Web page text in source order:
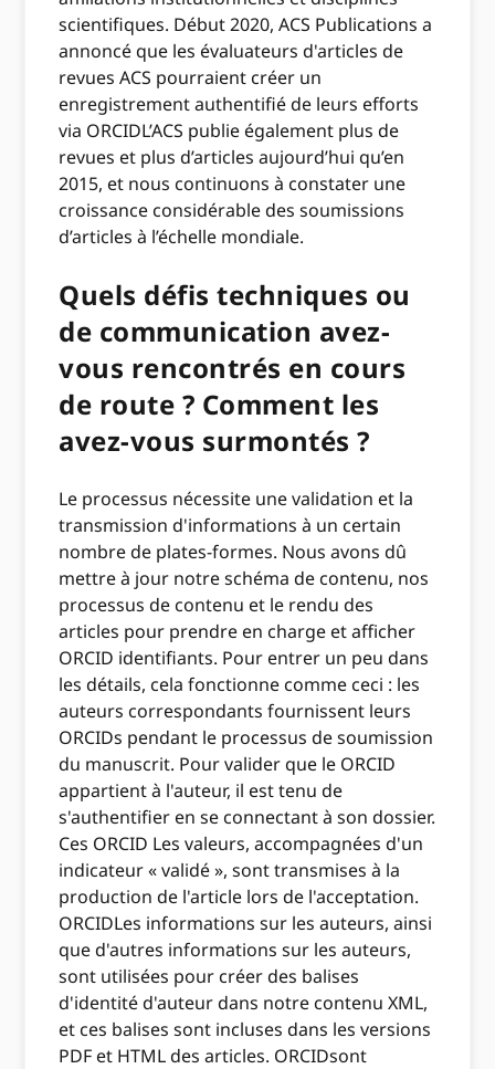
scientifiques. Début 2020, ACS Publications a
annoncé que les évaluateurs d'articles de
revues ACS pourraient créer un
enregistrement authentifié de leurs efforts
via ORCIDL’ACS publie également plus de
revues et plus d’articles aujourd’hui qu’en
2015, et nous continuons à constater une
croissance considérable des soumissions
d’articles à l’échelle mondiale.
Quels défis techniques ou
de communication avez-
vous rencontrés en cours
de route ? Comment les
avez-vous surmontés ?
Le processus nécessite une validation et la
transmission d'informations à un certain
nombre de plates-formes. Nous avons dû
mettre à jour notre schéma de contenu, nos
processus de contenu et le rendu des
articles pour prendre en charge et afficher
ORCID identifiants. Pour entrer un peu dans
les détails, cela fonctionne comme ceci : les
auteurs correspondants fournissent leurs
ORCIDs pendant le processus de soumission
du manuscrit. Pour valider que le ORCID
appartient à l'auteur, il est tenu de
s'authentifier en se connectant à son dossier.
Ces ORCID Les valeurs, accompagnées d'un
indicateur « validé », sont transmises à la
production de l'article lors de l'acceptation.
ORCIDLes informations sur les auteurs, ainsi
que d'autres informations sur les auteurs,
sont utilisées pour créer des balises
d'identité d'auteur dans notre contenu XML,
et ces balises sont incluses dans les versions
PDF et HTML des articles. ORCIDsont